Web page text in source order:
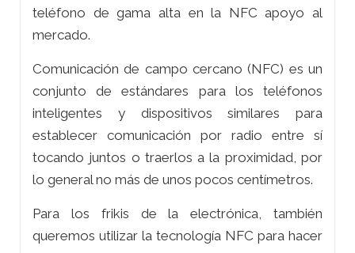
teléfono de gama alta en la NFC apoyo al
mercado.
Comunicación de campo cercano (NFC) es un
conjunto de estándares para los teléfonos
inteligentes y dispositivos similares para
establecer comunicación por radio entre sí
tocando juntos o traerlos a la proximidad, por
lo general no más de unos pocos centímetros.
Para los frikis de la electrónica, también
queremos utilizar la tecnología NFC para hacer